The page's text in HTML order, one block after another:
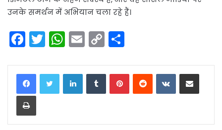
उनके समर्थन में अभियान चला रहे हैं।
F
a
c
e
b
o
T
w
itt
er
W
h
a
ts
p
E
m
ai
C
o
p
n
ar
LinkedInTumblrPinterestReddit VKontakteShare via Email
Print